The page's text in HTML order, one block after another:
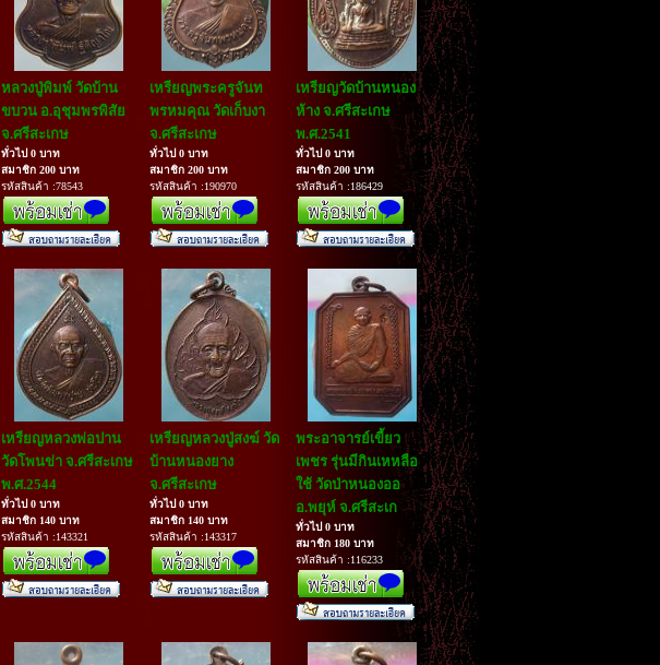
หลวงปู่พิมพ์ วัดบ้าน
ขบวน อ.อุชุมพรพิสัย
จ.ศรีสะเกษ
ทั่วไป 0 บาท
สมาชิก 200 บาท
รหัสสินค้า :78543
เหรียญพระครูจันท
พรหมคุณ วัดเก็บงา
จ.ศรีสะเกษ
ทั่วไป 0 บาท
สมาชิก 200 บาท
รหัสสินค้า :190970
เหรียญวัดบ้านหนอง
ห้าง จ.ศรีสะเกษ
พ.ศ.2541
ทั่วไป 0 บาท
สมาชิก 200 บาท
รหัสสินค้า :186429
เหรียญหลวงพ่อปาน
วัดโพนข่า จ.ศรีสะเกษ
พ.ศ.2544
ทั่วไป 0 บาท
สมาชิก 140 บาท
รหัสสินค้า :143321
เหรียญหลวงปู่สงฆ์ วัด
บ้านหนองยาง
จ.ศรีสะเกษ
ทั่วไป 0 บาท
สมาชิก 140 บาท
รหัสสินค้า :143317
พระอาจารย์เขี้ยว
เพชร รุ่นมีกินเหหลือ
ใช้ วัดป่าหนองออ
อ.พยุห์ จ.ศรีสะเก
ทั่วไป 0 บาท
สมาชิก 180 บาท
รหัสสินค้า :116233